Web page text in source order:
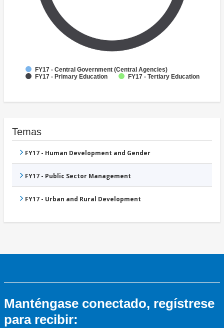
FY17 - Central Government (Central Agencies)
FY17 - Primary Education
FY17 - Tertiary Education
Temas
FY17 - Human Development and Gender
FY17 - Public Sector Management
FY17 - Urban and Rural Development
Manténgase conectado, regístrese
para recibir: